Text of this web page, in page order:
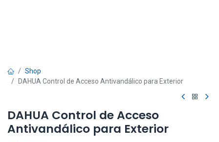
Shop
DAHUA Control de Acceso Antivandálico para Exterior
DAHUA Control de Acceso
Antivandálico para Exterior